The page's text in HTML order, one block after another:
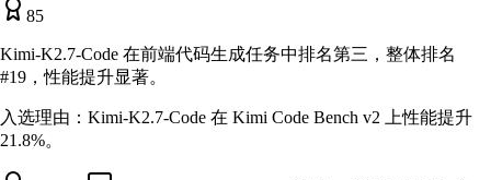
85
Kimi-K2.7-Code 在前端代码生成任务中排名第三，整体排名
#19，性能提升显著。
入选理由： Kimi-K2.7-Code 在 Kimi Code Bench v2 上性能提升
21.8%。